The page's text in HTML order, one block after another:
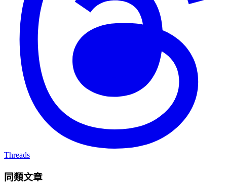
Threads
同類文章